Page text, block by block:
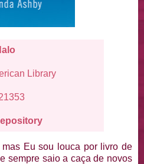
Library
Eu sou louca por livro de
sempre saio a caça de novos